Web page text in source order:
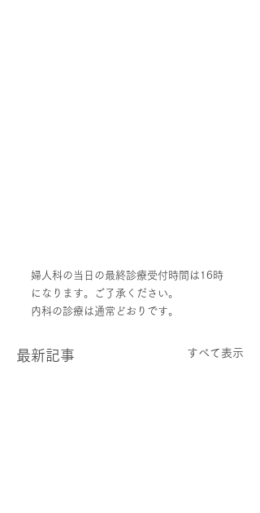
婦人科の当日の最終診療受付時間は16時
になります。ご了承ください。
内科の診療は通常どおりです。
最新記事 すべて表示